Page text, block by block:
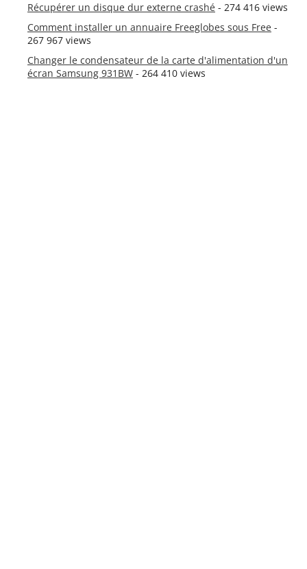
Récupérer un disque dur externe crashé - 274 416 views
Comment installer un annuaire Freeglobes sous Free -
267 967 views
Changer le condensateur de la carte d'alimentation d'un
écran Samsung 931BW - 264 410 views